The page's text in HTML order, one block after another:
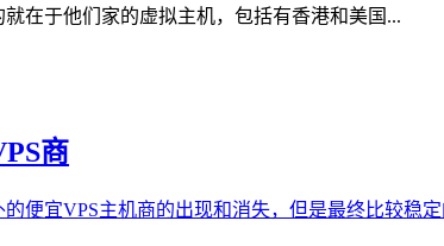
在于他们家的虚拟主机，包括有香港和美国...
商
便宜VPS主机商的出现和消失，但是最终比较稳